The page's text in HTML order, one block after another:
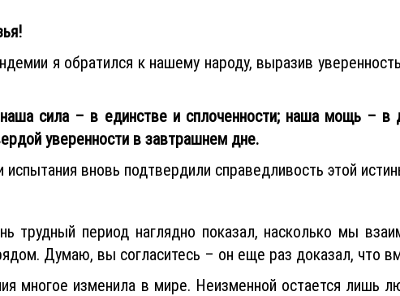
я обратился к нашему народу, выразив
сила – в единстве и сплоченности; наша мощь –
уверенности в завтрашнем дне.
вновь подтвердили справедливость этой
трудный период наглядно показал, насколько мы
Думаю, вы согласитесь – он еще раз доказал, что
многое изменила в мире. Неизменной остается лишь